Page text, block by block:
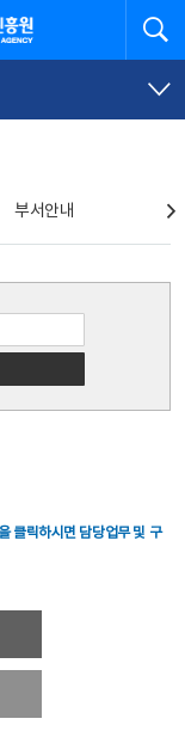
부서안내
클릭하시면 담당업무 및 구